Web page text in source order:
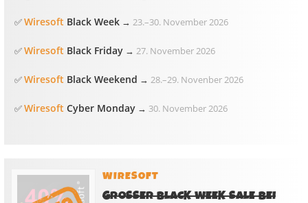
✅Wiresoft Black Week → 23.–30. November 2026
✅Wiresoft Black Friday → 27. November 2026
✅Wiresoft Black Weekend → 28.–29. Novenber 2026
✅Wiresoft Cyber Monday → 30. November 2026
WIRESOFT
GROSSER BLACK WEEK SALE BEI W